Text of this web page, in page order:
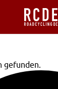
gefunden.